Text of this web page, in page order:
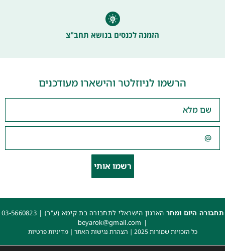
הזמנה לכנסים בנושא תחב"צ
הרשמו לניוזלטר והישארו מעודכנים
רשמו אותי
תחבורה היום ומחרהארגון הישראלי לתחבורה בת קימא (ע"ר) | 03-5660823
|
beyarok@gmail.com
כל הזכויות שמורות 2025 | הצהרת נגישות האתר |מדיניות פרטיות